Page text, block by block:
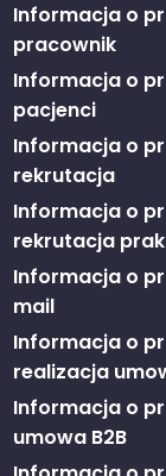
Informacja o
pracownik
Informacja o
pacjenci
Informacja o
rekrutacja
Informacja o
rekrutacja
Informacja o
mail
Informacja o
realizacja
Informacja o
umowa B2B